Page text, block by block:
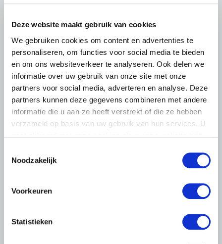
Deze website maakt gebruik van cookies
We gebruiken cookies om content en advertenties te
personaliseren, om functies voor social media te bieden
en om ons websiteverkeer te analyseren. Ook delen we
informatie over uw gebruik van onze site met onze
partners voor social media, adverteren en analyse. Deze
partners kunnen deze gegevens combineren met andere
informatie die u aan ze heeft verstrekt of die ze hebben
verzameld op basis van uw gebruik van hun services. U
Noodzakelijk
Voorkeuren
Statistieken
6 AUGUSTUS 2026
dreigende onteigening
ZLTO, LLTB, LTO Noord en LTO Nederland roepen hun
leden op om op vrijdagochtend 14 augustus massaal naar